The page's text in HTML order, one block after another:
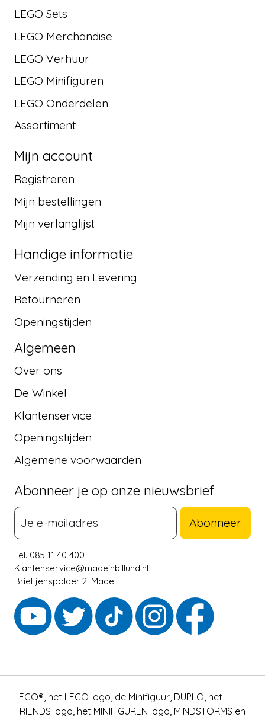
LEGO Sets
LEGO Merchandise
LEGO Verhuur
LEGO Minifiguren
LEGO Onderdelen
Assortiment
Mijn account
Registreren
Mijn bestellingen
Mijn verlanglijst
Handige informatie
Verzending en Levering
Retourneren
Openingstijden
Algemeen
Over ons
De Winkel
Klantenservice
Openingstijden
Algemene voorwaarden
Abonneer je op onze nieuwsbrief
Abonneer
Tel. 085 11 40 400
Klantenservice@madeinbillund.nl
Brieltjenspolder 2, Made
LEGO®, het LEGO logo, de Minifiguur, DUPLO, het
FRIENDS logo, het MINIFIGUREN logo, MINDSTORMS en